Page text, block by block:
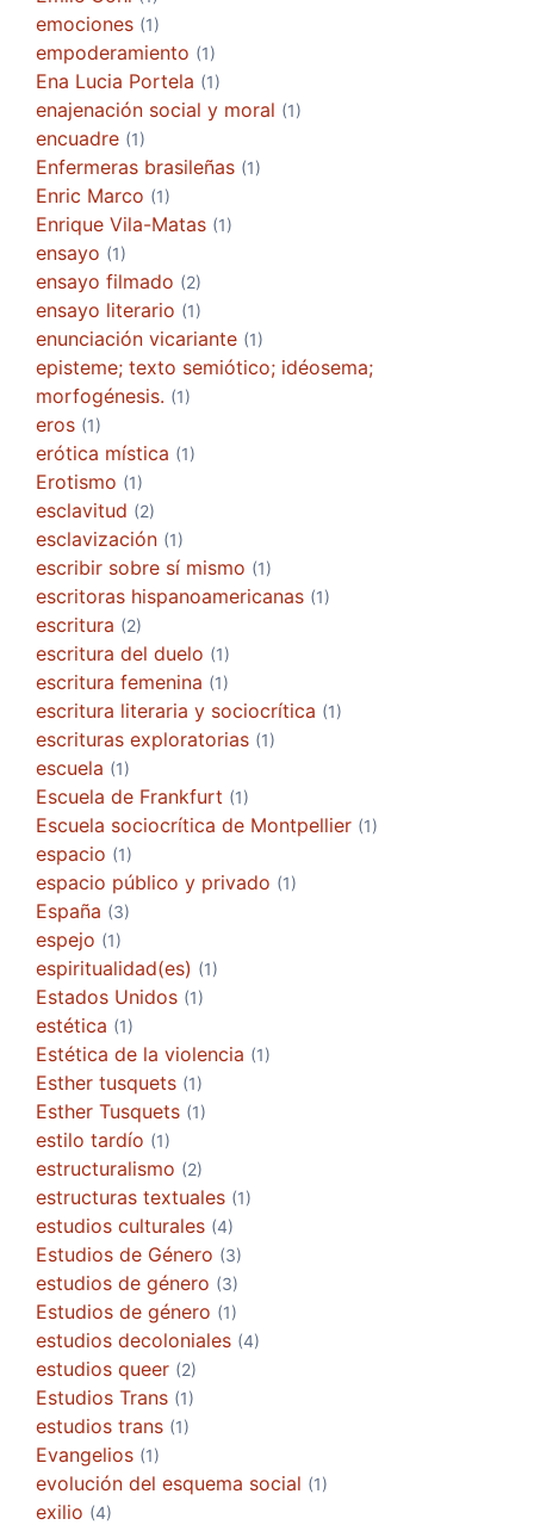
emociones (1)
empoderamiento (1)
Ena Lucia Portela (1)
enajenación social y moral (1)
encuadre (1)
Enfermeras brasileñas (1)
Enric Marco (1)
Enrique Vila-Matas (1)
ensayo (1)
ensayo filmado (2)
ensayo literario (1)
enunciación vicariante (1)
episteme; texto semiótico; idéosema;
morfogénesis. (1)
eros (1)
erótica mística (1)
Erotismo (1)
esclavitud (2)
esclavización (1)
escribir sobre sí mismo (1)
escritoras hispanoamericanas (1)
escritura (2)
escritura del duelo (1)
escritura femenina (1)
escritura literaria y sociocrítica (1)
escrituras exploratorias (1)
escuela (1)
Escuela de Frankfurt (1)
Escuela sociocrítica de Montpellier (1)
espacio (1)
espacio público y privado (1)
España (3)
espejo (1)
espiritualidad(es) (1)
Estados Unidos (1)
estética (1)
Estética de la violencia (1)
Esther tusquets (1)
Esther Tusquets (1)
estilo tardío (1)
estructuralismo (2)
estructuras textuales (1)
estudios culturales (4)
Estudios de Género (3)
estudios de género (3)
Estudios de género (1)
estudios decoloniales (4)
estudios queer (2)
Estudios Trans (1)
estudios trans (1)
Evangelios (1)
evolución del esquema social (1)
exilio (4)